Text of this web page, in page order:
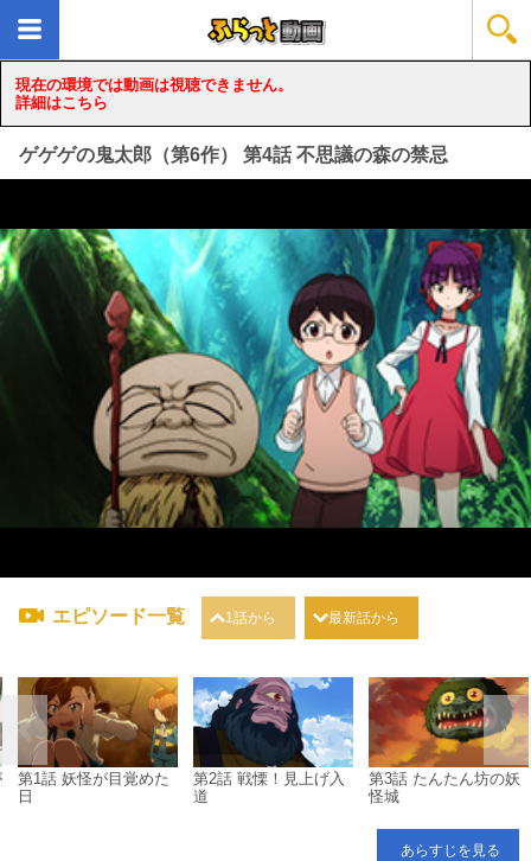
現在の環境では動画は視聴できません。
詳細はこちら
ゲゲゲの鬼太郎（第6作） 第4話 不思議の森の禁忌
loading...
エピソード一覧 1話から 最新話から
第1話 妖怪が目覚めた
日
第2話 戦慄！見上げ入
道
第3話 たんたん坊の妖
怪城
あらすじを見る